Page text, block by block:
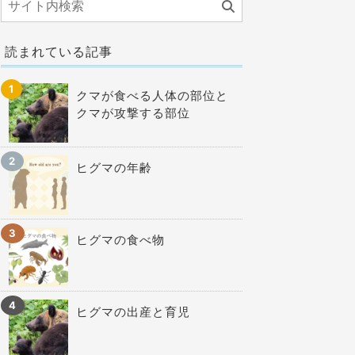
読まれている記事
クマが食べる人体の部位と
クマが攻撃する部位
ヒグマの年齢
ヒグマの食べ物
ヒグマの出産と育児